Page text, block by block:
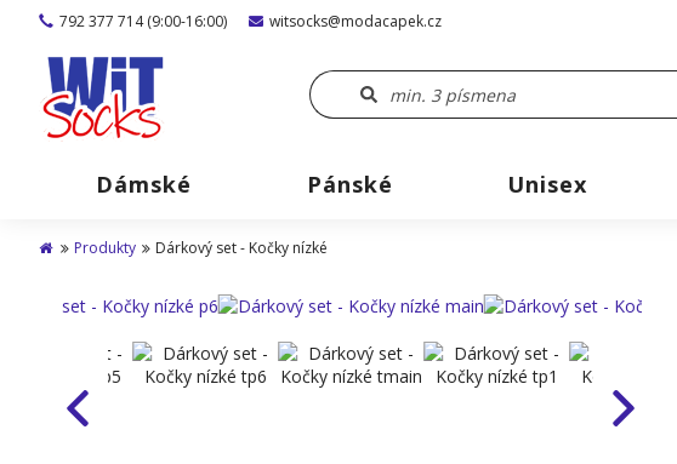
792 377 714 (9:00-16:00) witsocks@modacapek.cz
Dámské Pánské Unisex
Produkty Dárkový set - Kočky nízké